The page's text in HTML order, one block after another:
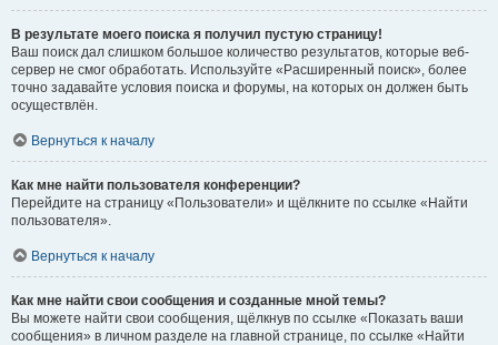
В результате моего поиска я получил пустую страницу!
Ваш поиск дал слишком большое количество результатов, которые веб-
сервер не смог обработать. Используйте «Расширенный поиск», более
точно задавайте условия поиска и форумы, на которых он должен быть
осуществлён.
Вернуться к началу
Как мне найти пользователя конференции?
Перейдите на страницу «Пользователи» и щёлкните по ссылке «Найти
пользователя».
Вернуться к началу
Как мне найти свои сообщения и созданные мной темы?
Вы можете найти свои сообщения, щёлкнув по ссылке «Показать ваши
сообщения» в личном разделе на главной странице, по ссылке «Найти